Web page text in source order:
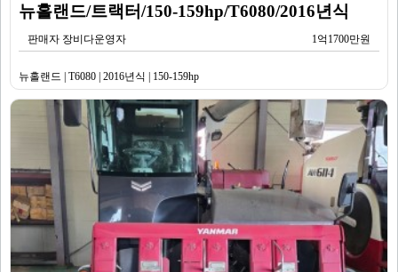
뉴홀랜드/트랙터/150-159hp/T6080/2016년식
판매자 장비다운영자 1억1700만원
뉴홀랜드 | T6080 | 2016년식 | 150-159hp